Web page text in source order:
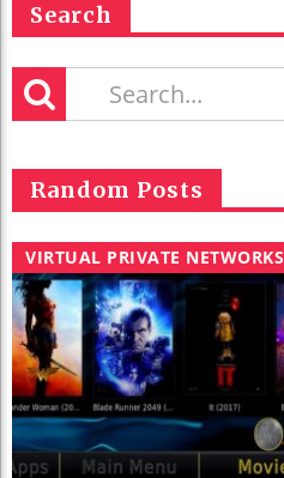
Search
Random Posts
VIRTUAL PRIVATE NETWORKS